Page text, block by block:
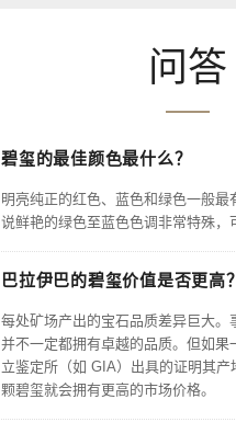
问答
碧玺的最佳颜色最什么？
明亮纯正的红色、蓝色和绿色一般
说鲜艳的绿色至蓝色色调非常特殊，
巴拉伊巴的碧玺价值是否更高？
每处矿场产出的宝石品质差异巨大。
并不一定都拥有卓越的品质。但如果
立鉴定所（如 GIA）出具的证明其
颗碧玺就会拥有更高的市场价格。